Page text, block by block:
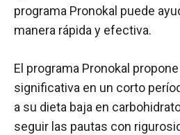
programa Pronokal puede
manera rápida y efectiva.
El programa Pronokal
significativa en un corto
a su dieta baja en
seguir las pautas con